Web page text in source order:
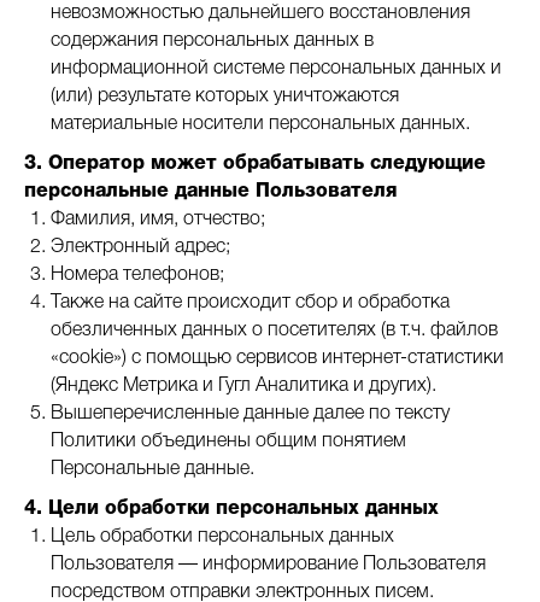
невозможностью дальнейшего восстановления
содержания персональных данных в
информационной системе персональных данных и
(или) результате которых уничтожаются
материальные носители персональных данных.
3. Оператор может обрабатывать следующие
персональные данные Пользователя
Фамилия, имя, отчество;
Электронный адрес;
Номера телефонов;
Также на сайте происходит сбор и обработка
обезличенных данных о посетителях (в т.ч. файлов
«cookie») с помощью сервисов интернет-статистики
(Яндекс Метрика и Гугл Аналитика и других).
Вышеперечисленные данные далее по тексту
Политики объединены общим понятием
Персональные данные.
4. Цели обработки персональных данных
Цель обработки персональных данных
Пользователя — информирование Пользователя
посредством отправки электронных писем.